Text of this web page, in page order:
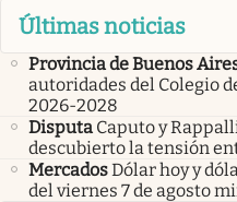
Últimas noticias
Provincia de Buenos
autoridades del Colegio
2026-2028
Disputa Caputo y
descubierto la tensión
MercadosDólar hoy y
del viernes 7 de agosto